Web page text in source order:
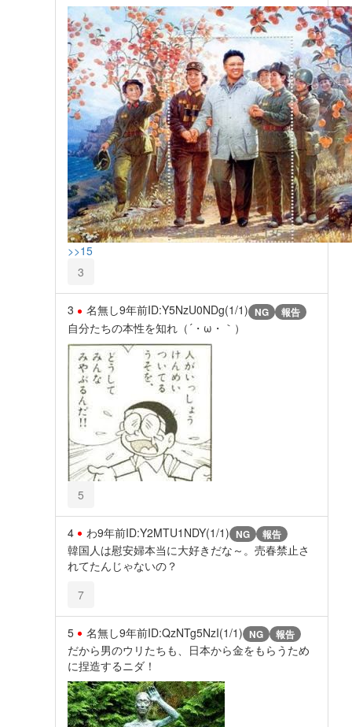
>>15
3
3 名無し9年前ID:Y5NzU0NDg(1/1) NG 報告
自分たちの本性を知れ（´・ω・｀）
5
4 わ9年前ID:Y2MTU1NDY(1/1) NG 報告
韓国人は慰安婦本当に大好きだな～。売春禁止さ
れてたんじゃないの？
7
5 名無し9年前ID:QzNTg5NzI(1/1) NG 報告
だから男のウリたちも、日本から金をもらうため
に捏造するニダ！